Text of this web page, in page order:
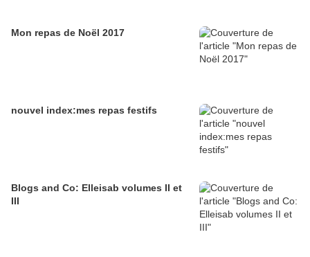
Mon repas de Noël 2017
nouvel index:mes repas festifs
Blogs and Co: Elleisab volumes II et
III